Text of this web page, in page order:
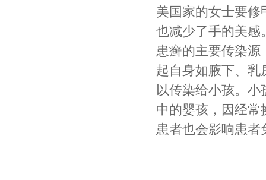
美国家的女士要
也减少了手的美感
患癣的主要传染
起自身如腋下、
以传染给小孩。
中的婴孩，因经
患者也会影响患